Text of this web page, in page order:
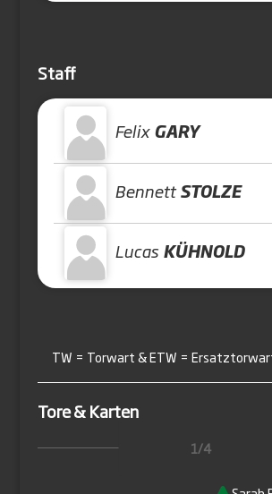
Staff
Felix GARY
Bennett STOLZE
Lucas KÜHNOLD
TW = Torwart & ETW =
Tore & Karten
1/4